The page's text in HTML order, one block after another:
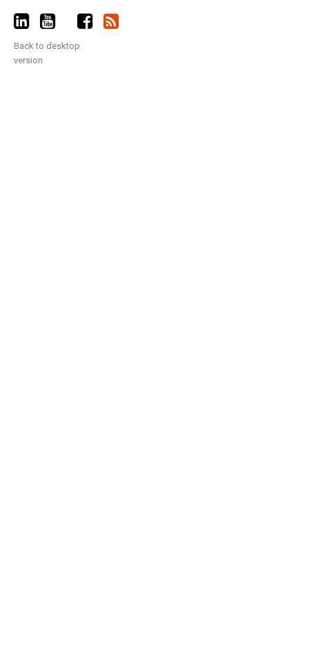
Back to desktop
version